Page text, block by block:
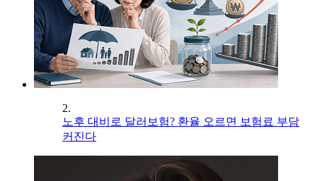
2.
노후 대비로 달러보험? 환율 오르면 보험료 부담
커진다